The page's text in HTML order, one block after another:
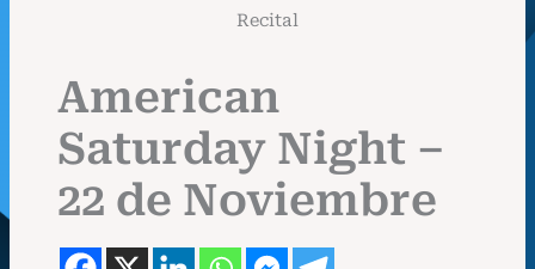
Recital
American
Saturday Night –
22 de Noviembre